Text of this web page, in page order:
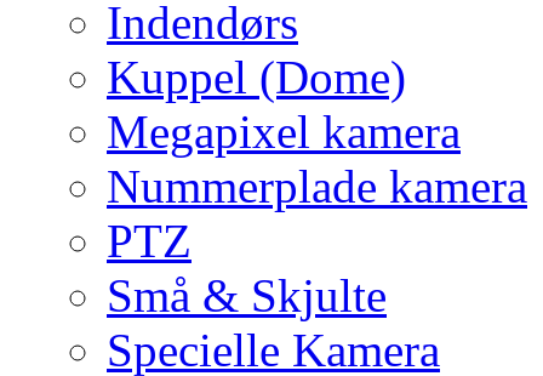
Indendørs
Kuppel (Dome)
Megapixel kamera
Nummerplade kamera
PTZ
Små & Skjulte
Specielle Kamera